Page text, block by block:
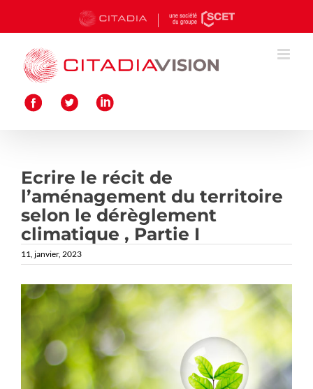
contenu
Ecrire le récit de
l’aménagement du territoire
selon le dérèglement
climatique , Partie I
11, janvier, 2023